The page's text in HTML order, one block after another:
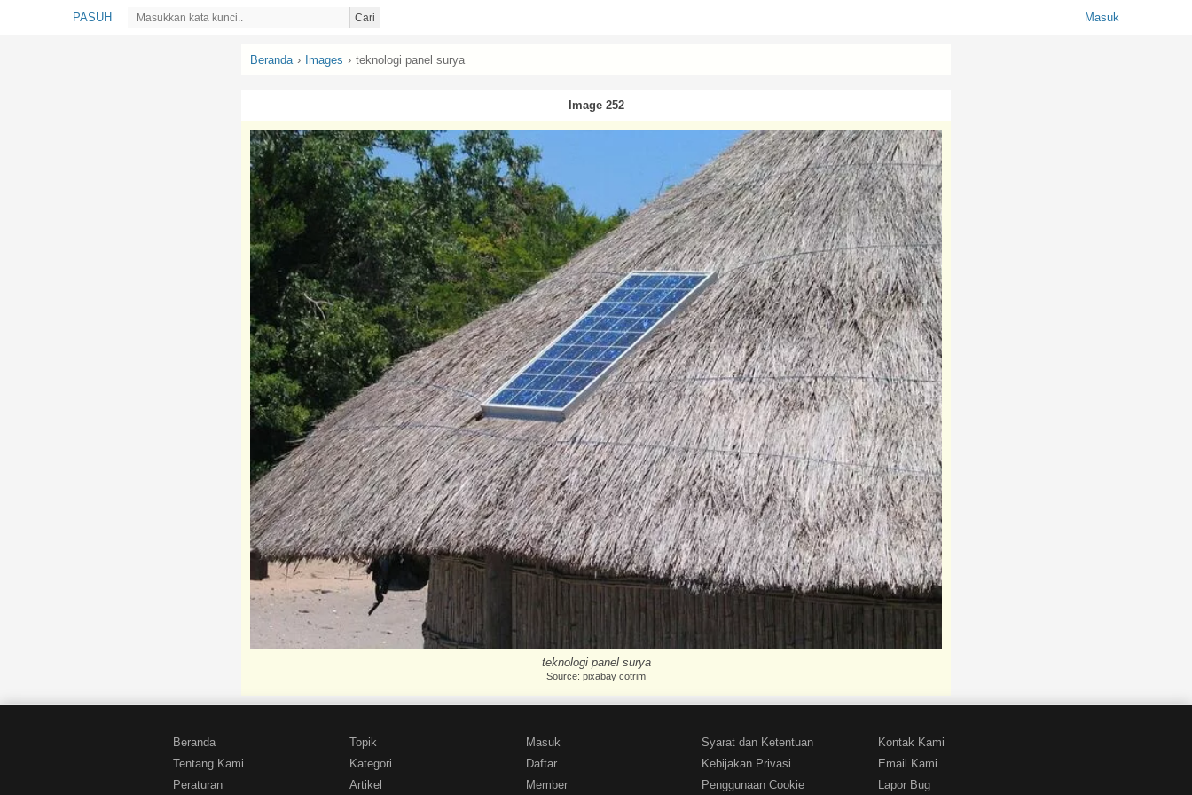
PASUH Cari Masuk
Beranda › Images › teknologi panel surya
Image 252
teknologi panel surya
Source: pixabay cotrim
Beranda
Tentang Kami
Peraturan
Topik
Kategori
Artikel
Masuk
Daftar
Member
Syarat dan Ketentuan
Kebijakan Privasi
Penggunaan Cookie
Kontak Kami
Email Kami
Lapor Bug